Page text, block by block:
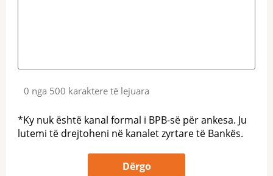
0 nga 500 karaktere të lejuara
*Ky nuk është kanal formal i BPB-së për ankesa. Ju
lutemi të drejtoheni në kanalet zyrtare të Bankës.